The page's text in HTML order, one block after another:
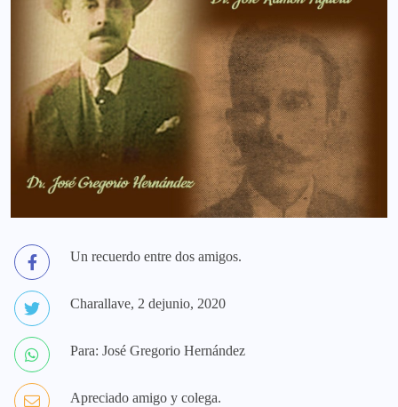
Un recuerdo entre dos amigos.
Charallave, 2 dejunio, 2020
Para: José Gregorio Hernández
Apreciado amigo y colega.